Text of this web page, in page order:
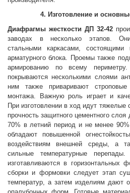
4. Изготовление и
Диафрагмы жесткости ДП 32-42
заводах в несколько этапов.
стальными каркасами,
арматурного блока. Проемы также
армированию по всему
покрываются несколькими слоями
ним также приваривают
монтажа. Важную роль играет и
При изготовлении в ход идут тяжелые
прочность защитного цементного
70% в летний период и не менее
обладают повышенной
воздействиям внешней среды, а
сильные температурные
изготавливаются в горизонтальных
сборки и формовки следует этап
температур, а затем изделиям дают